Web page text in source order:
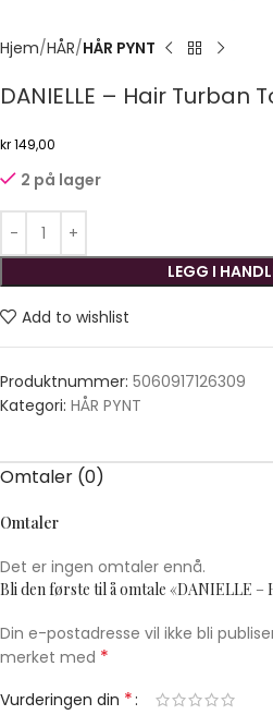
Hjem HÅR HÅR PYNT
DANIELLE – Hair Turban
kr149,00
2 på lager
LEGG I
Add to wishlist
Produktnummer: 5060917126309
Kategori: HÅR PYNT
Omtaler (0)
Omtaler
Det er ingen omtaler ennå.
Bli den første til å omtale «DANIELLE –
Din e-postadresse vil ikke bli
merket med *
Vurderingen din *